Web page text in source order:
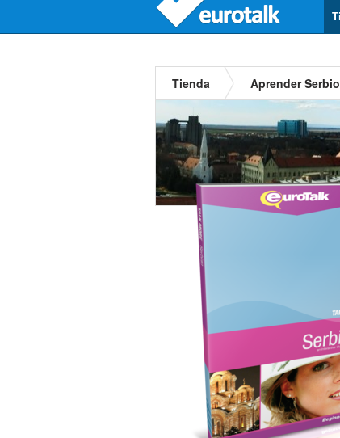
Tienda Aprender Serbio